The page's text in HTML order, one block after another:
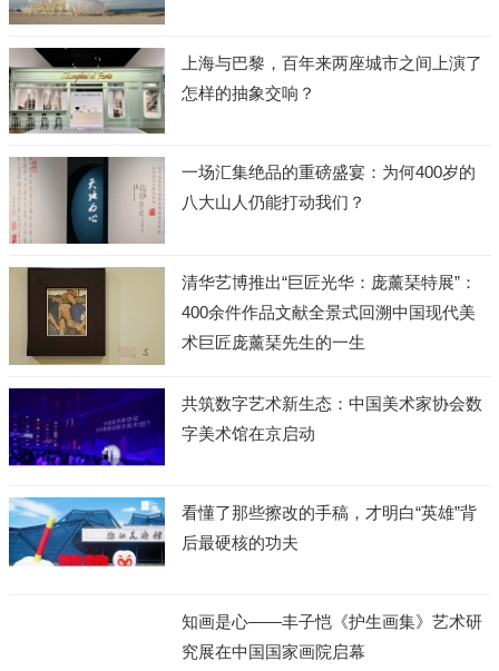
上海与巴黎，百年来两座城市之间上演了
怎样的抽象交响？
一场汇集绝品的重磅盛宴：为何400岁的
八大山人仍能打动我们？
清华艺博推出“巨匠光华：庞薰琹特展”：
400余件作品文献全景式回溯中国现代美
术巨匠庞薰琹先生的一生
共筑数字艺术新生态：中国美术家协会数
字美术馆在京启动
看懂了那些擦改的手稿，才明白“英雄”背
后最硬核的功夫
知画是心——丰子恺《护生画集》艺术研
究展在中国国家画院启幕